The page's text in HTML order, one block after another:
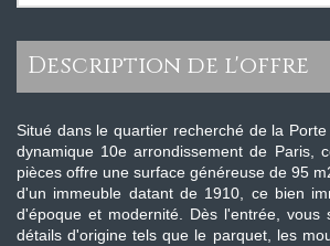
description de l'offre
Situé dans le quartier recherché de la
dynamique 10e arrondissement de Paris,
pièces offre une surface généreuse de 95
d'un immeuble datant de 1910, ce bien
d'époque et modernité. Dès l'entrée, vous
détails d'origine tels que le parquet, les